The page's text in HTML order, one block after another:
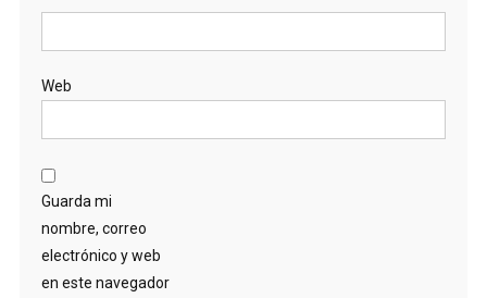
Web
Guarda mi
nombre, correo
electrónico y web
en este navegador